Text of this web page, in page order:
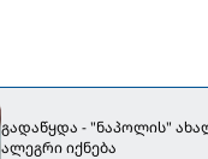
გადაწყდა - "ნაპოლის"
ალეგრი იქნება